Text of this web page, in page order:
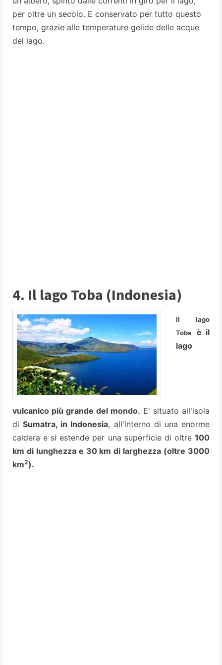
per oltre un secolo. E conservato per tutto questo
tempo, grazie alle temperature gelide delle acque
del lago.
4. Il lago Toba (Indonesia)
Il lago
Toba
è il
lago
vulcanico più grande del mondo. E' situato all'isola
diSumatra, in Indonesia, all'interno di una enorme
caldera e si estende per una superficie di oltre 100
km di lunghezza e 30 km di larghezza (oltre 3000
km2).